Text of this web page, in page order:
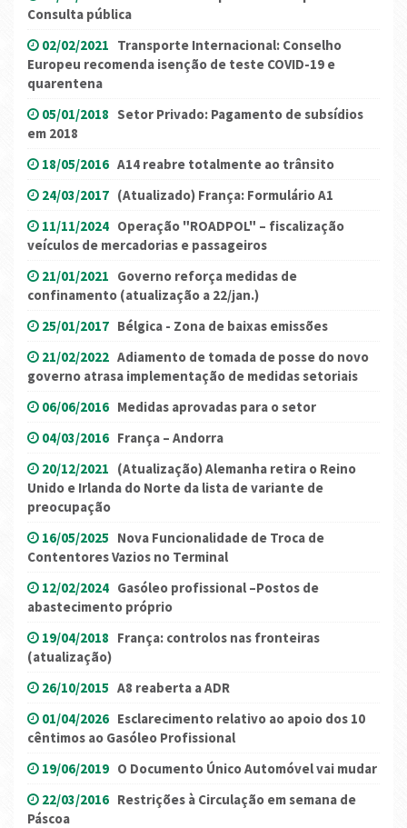
Consulta pública
02/02/2021 Transporte Internacional: Conselho
Europeu recomenda isenção de teste COVID-19 e
quarentena
05/01/2018 Setor Privado: Pagamento de subsídios
em 2018
18/05/2016 A14 reabre totalmente ao trânsito
24/03/2017 (Atualizado) França: Formulário A1
11/11/2024 Operação "ROADPOL" – fiscalização
veículos de mercadorias e passageiros
21/01/2021 Governo reforça medidas de
confinamento (atualização a 22/jan.)
25/01/2017 Bélgica - Zona de baixas emissões
21/02/2022 Adiamento de tomada de posse do novo
governo atrasa implementação de medidas setoriais
06/06/2016 Medidas aprovadas para o setor
04/03/2016 França – Andorra
20/12/2021 (Atualização) Alemanha retira o Reino
Unido e Irlanda do Norte da lista de variante de
preocupação
16/05/2025 Nova Funcionalidade de Troca de
Contentores Vazios no Terminal
12/02/2024 Gasóleo profissional –Postos de
abastecimento próprio
19/04/2018 França: controlos nas fronteiras
(atualização)
26/10/2015 A8 reaberta a ADR
01/04/2026 Esclarecimento relativo ao apoio dos 10
cêntimos ao Gasóleo Profissional
19/06/2019 O Documento Único Automóvel vai mudar
22/03/2016 Restrições à Circulação em semana de
Páscoa